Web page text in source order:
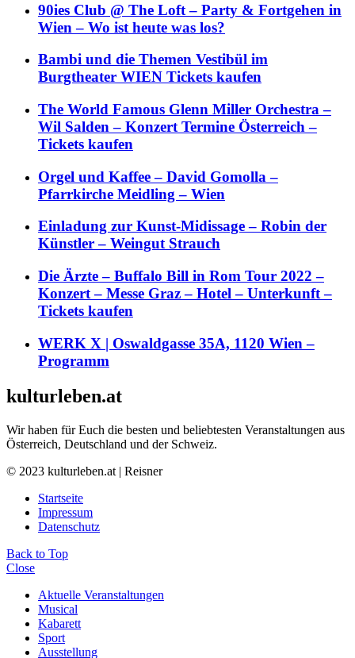
90ies Club @ The Loft – Party & Fortgehen in
Wien – Wo ist heute was los?
Bambi und die Themen Vestibül im
Burgtheater WIEN Tickets kaufen
The World Famous Glenn Miller Orchestra –
Wil Salden – Konzert Termine Österreich –
Tickets kaufen
Orgel und Kaffee – David Gomolla –
Pfarrkirche Meidling – Wien
Einladung zur Kunst-Midissage – Robin der
Künstler – Weingut Strauch
Die Ärzte – Buffalo Bill in Rom Tour 2022 –
Konzert – Messe Graz – Hotel – Unterkunft –
Tickets kaufen
WERK X | Oswaldgasse 35A, 1120 Wien –
Programm
kulturleben.at
Wir haben für Euch die besten und beliebtesten Veranstaltungen aus
Österreich, Deutschland und der Schweiz.
© 2023 kulturleben.at | Reisner
Startseite
Impressum
Datenschutz
Back to Top
Close
Aktuelle Veranstaltungen
Musical
Kabarett
Sport
Ausstellung